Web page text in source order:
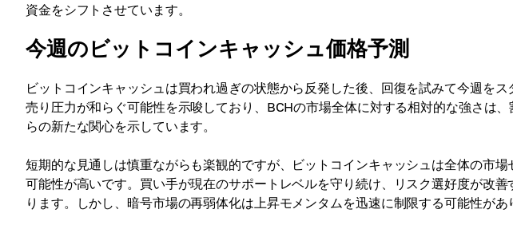
資金をシフトさせています。
今週のビットコインキャッシュ価格予測
ビットコインキャッシュは買われ過ぎの状態から反発した後、回復を試みて今週を
売り圧力が和らぐ可能性を示唆しており、BCHの市場全体に対する相対的な強さは
らの新たな関心を示しています。
短期的な見通しは慎重ながらも楽観的ですが、ビットコインキャッシュは全体の市
可能性が高いです。買い手が現在のサポートレベルを守り続け、リスク選好度が改
ります。しかし、暗号市場の再弱体化は上昇モメンタムを迅速に制限する可能性があ